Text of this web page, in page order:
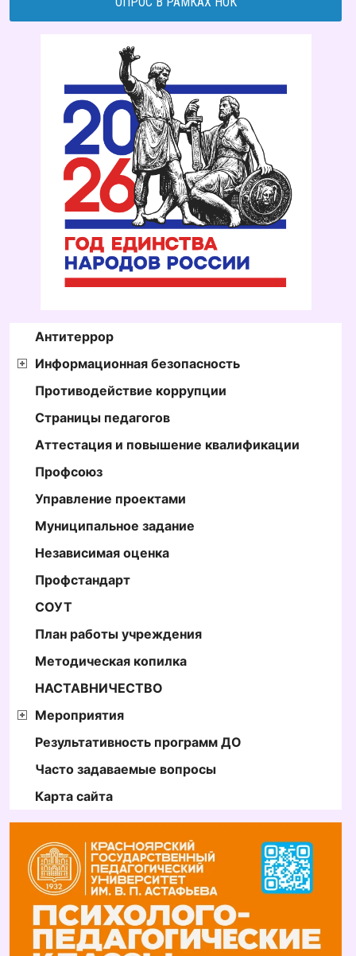
Антитеррор
Информационная безопасность
Противодействие коррупции
Страницы педагогов
Аттестация и повышение квалификации
Профсоюз
Управление проектами
Муниципальное задание
Независимая оценка
Профстандарт
СОУТ
План работы учреждения
Методическая копилка
НАСТАВНИЧЕСТВО
Мероприятия
Результативность программ ДО
Часто задаваемые вопросы
Карта сайта